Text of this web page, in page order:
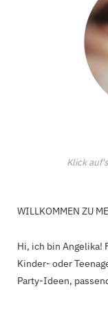
Klick
WILLKOMMEN ZU
Hi, ich bin Angelika!
Kinder- oder
Party-Ideen,